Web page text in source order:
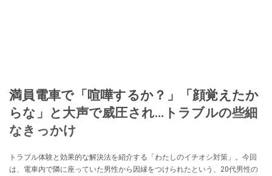
満員電車で「喧嘩するか？」「顔覚えたか
らな」と大声で威圧され…トラブルの些細
なきっかけ
トラブル体験と効果的な解決法を紹介する「わたしのイチオシ対策」。今回
は、電車内で隣に座っていた男性から因縁をつけられたという、20代男性の